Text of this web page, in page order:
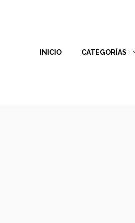
INICIO CATEGORÍAS